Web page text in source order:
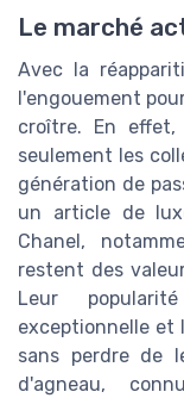
Le marché
Avec la
l'engouement
croître. En
seulement les
génération de
un article de
Chanel,
restent des
Leur
exceptionnelle et
sans perdre de
d'agneau,